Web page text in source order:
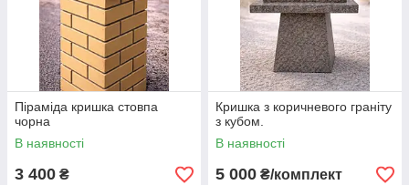
Піраміда кришка стовпа
чорна
В наявності
3 400 ₴
Кришка з коричневого граніту
з кубом.
В наявності
5 000 ₴/комплект